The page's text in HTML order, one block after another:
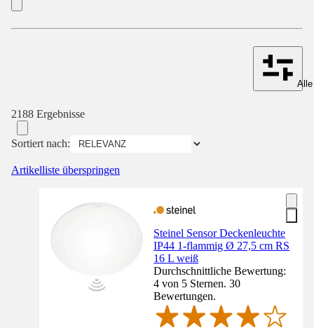
2188 Ergebnisse
Sortiert nach:
Artikelliste überspringen
Steinel Sensor Deckenleuchte
IP44 1-flammig Ø 27,5 cm RS
16 L weiß
Durchschnittliche Bewertung:
4 von 5 Sternen. 30
Bewertungen.